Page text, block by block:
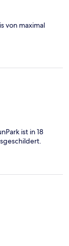
von maximal
ist in 18